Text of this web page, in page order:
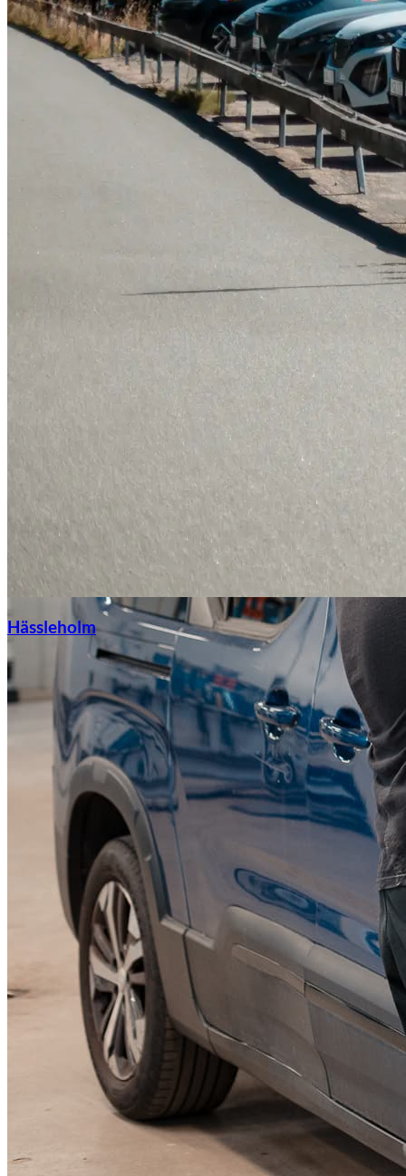
Leapmotor
KGM Pickups
Fordonstyp
PickupTransportbilPersonbil
Visa alla fordon
Hässleholm